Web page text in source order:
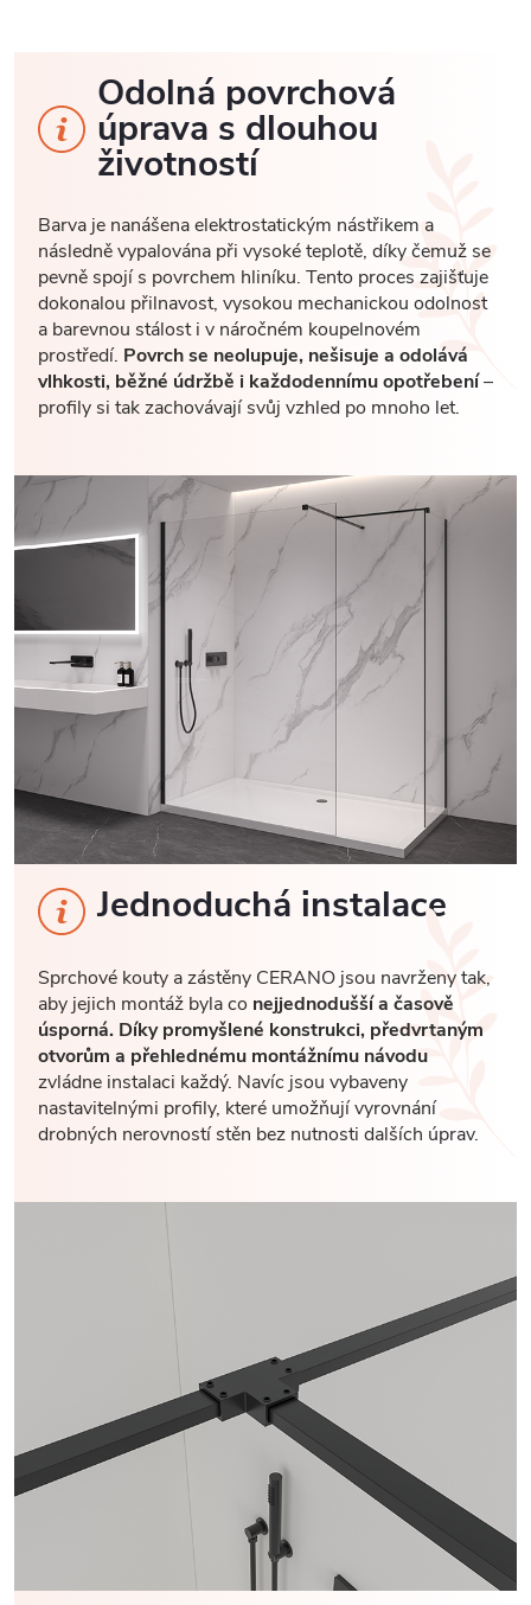
Odolná povrchová
úprava s dlouhou
životností
Barva je nanášena elektrostatickým nástřikem a
následně vypalována při vysoké teplotě, díky čemuž se
pevně spojí s povrchem hliníku. Tento proces zajišťuje
dokonalou přilnavost, vysokou mechanickou odolnost
a barevnou stálost i v náročném koupelnovém
prostředí. Povrch se neolupuje, nešisuje a odolává
vlhkosti, běžné údržbě i každodennímu opotřebení–
profily si tak zachovávají svůj vzhled po mnoho let.
Jednoduchá instalace
Sprchové kouty a zástěny CERANO jsou navrženy tak,
aby jejich montáž byla co nejjednodušší a časově
úsporná. Díky promyšlené konstrukci, předvrtaným
otvorům a přehlednému montážnímu návodu
zvládne instalaci každý. Navíc jsou vybaveny
nastavitelnými profily, které umožňují vyrovnání
drobných nerovností stěn bez nutnosti dalších úprav.